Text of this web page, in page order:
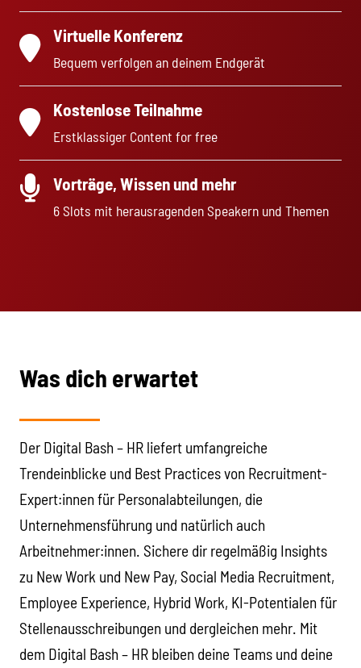
Virtuelle Konferenz
Bequem verfolgen an deinem Endgerät
Kostenlose Teilnahme
Erstklassiger Content for free
Vorträge, Wissen und mehr
6 Slots mit herausragenden Speakern und Themen
Was dich erwartet
Der Digital Bash – HR liefert umfangreiche
Trendeinblicke und Best Practices von Recruitment-
Expert:innen für Personalabteilungen, die
Unternehmensführung und natürlich auch
Arbeitnehmer:innen. Sichere dir regelmäßig Insights
zu New Work und New Pay, Social Media Recruitment,
Employee Experience, Hybrid Work, KI-Potentialen für
Stellenausschreibungen und dergleichen mehr. Mit
dem Digital Bash – HR bleiben deine Teams und deine